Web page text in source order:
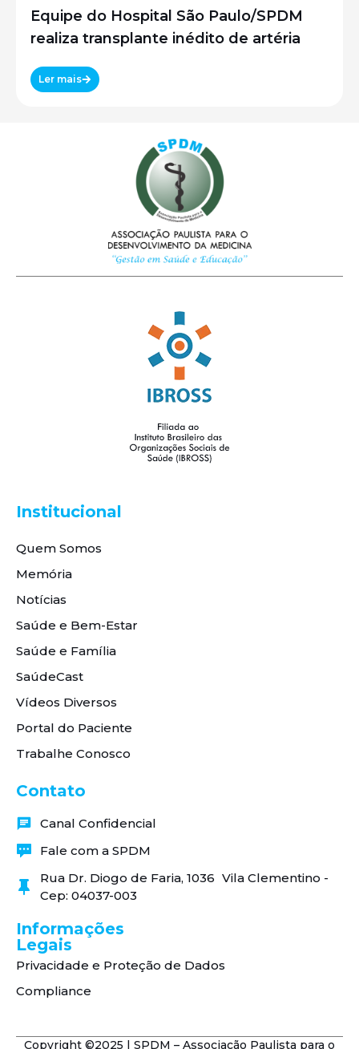
Equipe do Hospital São Paulo/SPDM
realiza transplante inédito de artéria
Ler mais
Institucional
Quem Somos
Memória
Notícias
Saúde e Bem-Estar
Saúde e Família
SaúdeCast
Vídeos Diversos
Portal do Paciente
Trabalhe Conosco
Contato
Canal Confidencial
Fale com a SPDM
Rua Dr. Diogo de Faria, 1036 Vila Clementino -
Cep: 04037-003
Informações
Legais
Privacidade e Proteção de Dados
Compliance
Copyright ©2025 | SPDM – Associação Paulista para o